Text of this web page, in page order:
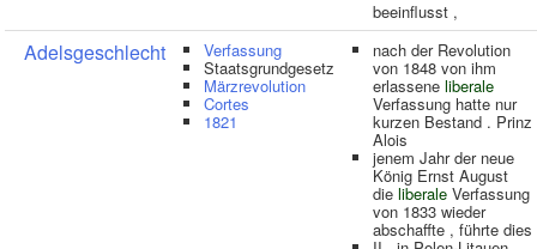
beeinflusst ,
Adelsgeschlecht Verfassung
Staatsgrundgesetz
Märzrevolution
Cortes
1821
nach der Revolution
von 1848 von ihm
erlassene liberale
Verfassung hatte nur
kurzen Bestand . Prinz
Alois
jenem Jahr der neue
König Ernst August
die liberale Verfassung
von 1833 wieder
abschaffte , führte dies